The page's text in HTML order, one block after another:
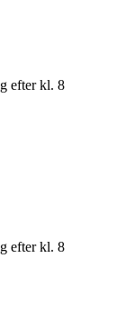
efter kl. 8
efter kl. 8